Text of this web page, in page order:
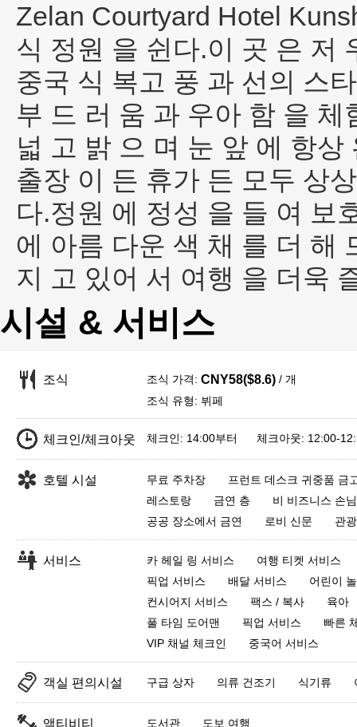
Zelan Courtyard Hotel
식 정원 을 쉰다.이 곳 은 저
중국 식 복고 풍 과 선의 스
부 드 러 움 과 우아 함 을
넓 고 밝 으 며 눈 앞 에 항
출장 이 든 휴가 든 모두 상
다.정원 에 정성 을 들 여 보
에 아름 다운 색 채 를 더 해
지 고 있어 서 여행 을 더욱
시설 & 서비스
조식 조식 가격: CNY58($8.6) / 개
조식 유형: 뷔페
체크인/체크아웃 체크인: 14:00부터 체크아웃: 12:00-
호텔 시설 무료 주차장
프런트 데스크 귀중품 금
레스토랑
금연 층
비 비즈니스 손
공공 장소에서 금연
로비 신문 관
서비스 카 헤일 링 서비스
여행 티켓 서비스
픽업 서비스
배달 서비스
어린이
컨시어지 서비스
팩스 / 복사
육아
풀 타임 도어맨
픽업 서비스
빠른
VIP 채널 체크인
중국어 서비스
객실 편의시설 구급 상자 의류 건조기 식기류
액티비티 도서관 도보 여행